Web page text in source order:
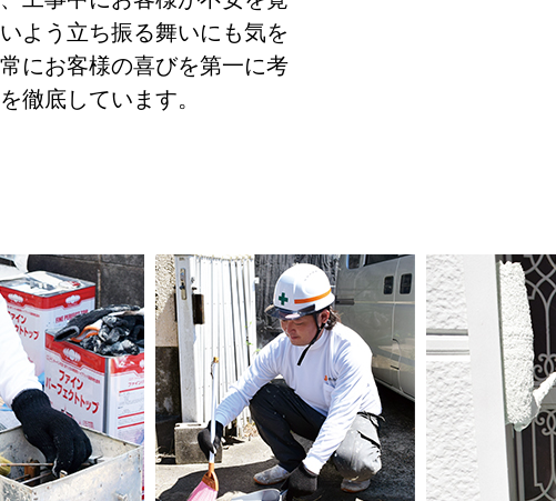
よう立ち振る舞いにも気を
にお客様の喜びを第一に考
徹底しています。